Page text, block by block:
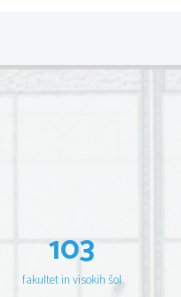
103
fakultet in visokih šol